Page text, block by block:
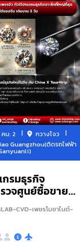
คน: 2
กวางโจว
Guangzhou(ติดรถไฟฟ้า
กรมธุรกิจ
วจศูนย์ซื้อขาย...
CVD-เพชรโมซาไนต์-